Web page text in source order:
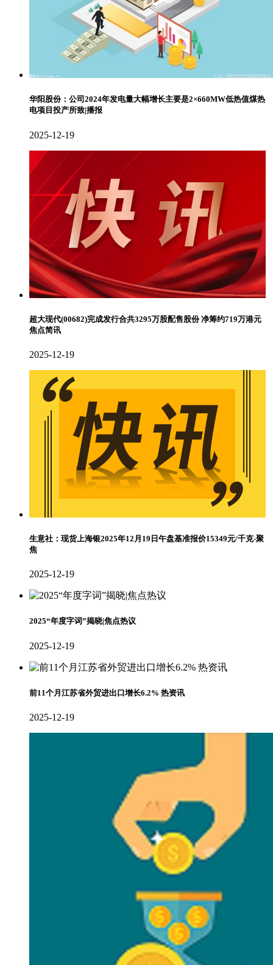
华阳股份：公司2024年发电量大幅增长主要是2×660MW低热值煤热
电项目投产所致|播报
2025-12-19
超大现代(00682)完成发行合共3295万股配售股份 净筹约719万港元
焦点简讯
2025-12-19
生意社：现货上海银2025年12月19日午盘基准报价15349元/千克-聚
焦
2025-12-19
2025“年度字词”揭晓|焦点热议
2025-12-19
前11个月江苏省外贸进出口增长6.2% 热资讯
2025-12-19